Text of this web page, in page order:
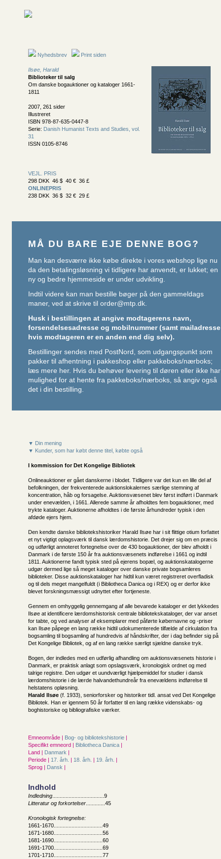
Nyhedsbrev Print siden
Ilsøe, Harald
Biblioteker til salg
Om danske bogauktioner og kataloger 1661-
1811
2007, 261 sider
Illustreret
ISBN 978-87-635-0447-8
Serie: Danish Humanist Texts and Studies, vol.
31
ISSN 0105-8746
VEJL. PRIS
298 DKK 46 $ 40 € 36 £
ONLINEPRIS
238 DKK 36 $ 32 € 29 £
MÅ DU BARE EJE DENNE BOG?
Man kan desværre ikke købe direkte i vores webshop lige nu
da den betalingsløsning vi tidligere har anvendt, er lukket; en
ny og bedre hjemmeside er under udvikling.
Indtil videre kan man bestille bøger på den gammeldags
maner, ved at skrive til order@mtp.dk.
Husk i bestillingen at angive modtagerens navn,
forsendelsesadresse og mobilnummer (samt mailadresse
hvis modtageren er en anden end dig selv).
Bestillinger sendes med PostNord, som udgangspunkt som
pakker til afhentning i pakkeshop eller pakkeboks/nærboks;
læs mere her. Hvis du behøver levering til døren eller ikke har
mulighed for at hente fra pakkeboks/nærboks, så angiv også
det i din bestilling.
▼ Din mening
▼ Kunder, som har købt denne titel, købte også
I kommission forDet Kongelige Bibliotek
Onlineauktioner er gået danskerne i blodet. Tidligere var det kun en lille del af
befolkningen, der frekventerede auktionslokalernes særlige stemning af
koncentration, håb og forsagelse. Auktionsvæsenet blev først indført i Danmark
under enevælden, i 1661. Allerede samme år afholdtes fem bogauktioner, med
trykte kataloger. Auktionerne afholdtes i de første århundreder typisk i den
afdøde ejers hjem.
Den kendte danske bibliotekshistoriker Harald Ilsøe har i sit flittige otium forfattet
et nyt vigtigt oplagsværk til dansk lærdomshistorie. Det drejer sig om en præcis
og udførligt annoteret fortegnelse over de 430 bogauktioner, der blev afholdt i
Danmark i de første 150 år fra auktionsvæsenets indførelse i 1661 og indtil
1811. Auktionerne fandt typisk sted på ejerens bopæl, og auktionskatalogerne
udgør dermed lige så meget kataloger over danske private bogsamleres
biblioteker. Disse auktionskataloger har hidtil kun været registreret overfladisk
og til dels meget mangelfuldt (i Bibliotheca Danica og i REX) og er derfor ikke
blevet forskningsmæssigt udnyttet efter fortjeneste.
Gennem en omhyggelig gennemgang af alle bevarede kataloger er det lykkedes
Ilsøe at identificere lærdomshistorisk centrale bibliotekskataloger, der var anset
for tabte, og ved analyser af eksemplarer med påførte købernavne og -priser
kan Ilsøe påpege en lang række hidtil udokumenterede tilfælde af cirkulation fra
bogsamling til bogsamling af hundredvis af håndskrifter, der i dag befinder sig på
Det Kongelige Bibliotek, og af en lang række særligt sjældne danske tryk.
Bogen, der indledes med en udførlig afhandling om auktionsvæsenets historie i
Danmark, er praktisk anlagt som opslagsværk, kronologisk ordnet og med
talrige registre. Den udgør et uundværligt hjælpemiddel for studier i dansk
lærdomshistorie i de lærde halvandethundreår fra enevældens indførelse til
helstatens opløsning.
Harald Ilsøe (f. 1933), seniorforsker og historiker tidl. ansat ved Det Kongelige
Bibliotek. Han er igennem 50 år forfatter til en lang række videnskabs- og
boghistoriske og bibliografiske værker.
Emneområde | Bog- og bibliotekshistorie |
Specifikt emneord | Bibliotheca Danica |
Land | Danmark |
Periode | 17. årh. | 18. årh. | 19. årh. |
Sprog | Dansk |
Indhold
Indledning ...................................9
Litteratur og forkortelser .............45
Kronologisk fortegnelse:
1661-1670.................................49
1671-1680.................................56
1681-1690.................................60
1691-1700.................................69
1701-1710.................................77